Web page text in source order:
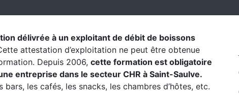
délivrée à un exploitant de débit de boissons
attestation d’exploitation ne peut être obtenue
Depuis 2006, cette formation est obligatoire
entreprise dans le secteur CHR à Saint-Saulve.
les cafés, les snacks, les chambres d’hôtes, etc.